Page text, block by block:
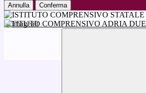
Annulla Conferma
ISTITUTO COMPRENSIVO ADRIA DUE